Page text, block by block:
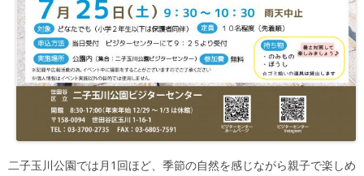
二子玉川公園では月1回ほど、 季節の自然を感じながら親子で楽しめ